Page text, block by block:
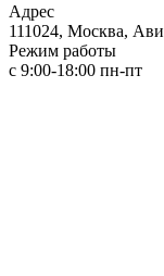
Адрес
111024, Москва,
Режим работы
с 9:00-18:00 пн-пт